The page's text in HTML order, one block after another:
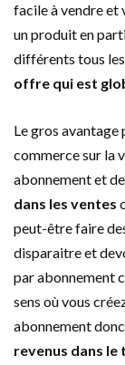
facile à vendre et
un produit en
différents tous
offre qui est
Le gros avantage
commerce sur la
abonnement et
dans les ventes
peut-être faire
disparaitre et
par abonnement
sens où vous
abonnement
revenus dans le